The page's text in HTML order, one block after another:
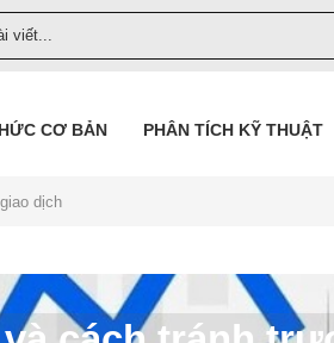
CƠ BẢN PHÂN TÍCH KỸ THUẬT
dịch